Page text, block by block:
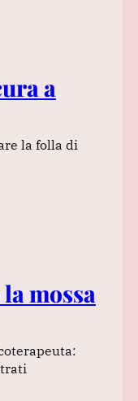
a
la folla di
mossa